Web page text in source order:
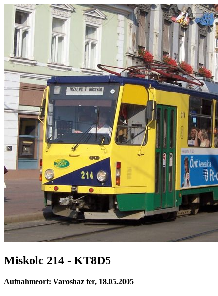
Miskolc 214 - KT8D5
Aufnahmeort: Varoshaz ter, 18.05.2005